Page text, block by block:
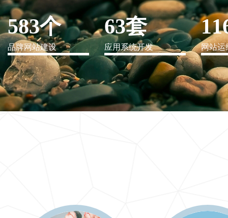
IT行业解决方案
信息爆炸时代，信息传递是否做到更新、更全、更
快
583个
品牌网站建设
63套
应用系统开发 网站运